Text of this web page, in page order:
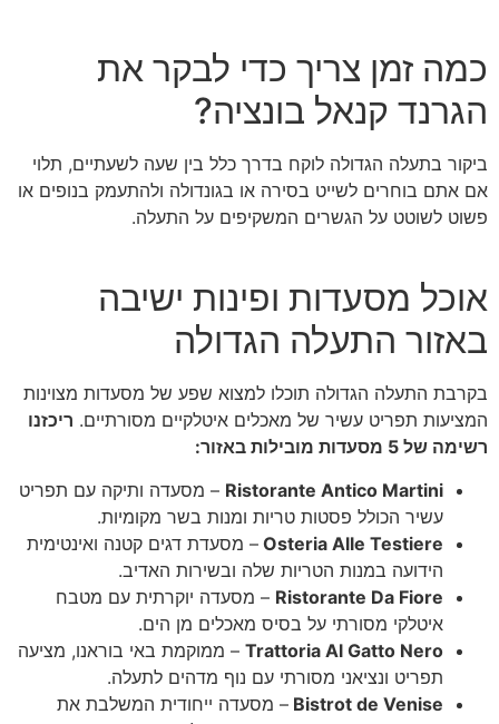
כמה זמן צריך כדי לבקר את
הגרנד קנאל בונציה?
ביקור בתעלה הגדולה לוקח בדרך כלל בין שעה לשעתיים, תלוי
אם אתם בוחרים לשייט בסירה או בגונדולה ולהתעמק בנופים או
פשוט לשוטט על הגשרים המשקיפים על התעלה.
אוכל מסעדות ופינות ישיבה
באזור התעלה הגדולה
בקרבת התעלה הגדולה תוכלו למצוא שפע של מסעדות מצוינות
המציעות תפריט עשיר של מאכלים איטלקיים מסורתיים. ריכזנו
רשימה של 5 מסעדות מובילות באזור:
Ristorante Antico Martini – מסעדה ותיקה עם תפריט
עשיר הכולל פסטות טריות ומנות בשר מקומיות.
Osteria Alle Testiere – מסעדת דגים קטנה ואינטימית
הידועה במנות הטריות שלה ובשירות האדיב.
Ristorante Da Fiore – מסעדה יוקרתית עם מטבח
איטלקי מסורתי על בסיס מאכלים מן הים.
Trattoria Al Gatto Nero – ממוקמת באי בוראנו, מציעה
תפריט ונציאני מסורתי עם נוף מדהים לתעלה.
Bistrot de Venise – מסעדה ייחודית המשלבת את